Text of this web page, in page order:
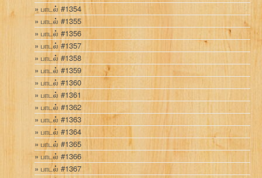
பாடல் #1354
பாடல் #1355
பாடல் #1356
பாடல் #1357
பாடல் #1358
பாடல் #1359
பாடல் #1360
பாடல் #1361
பாடல் #1362
பாடல் #1363
பாடல் #1364
பாடல் #1365
பாடல் #1366
பாடல் #1367